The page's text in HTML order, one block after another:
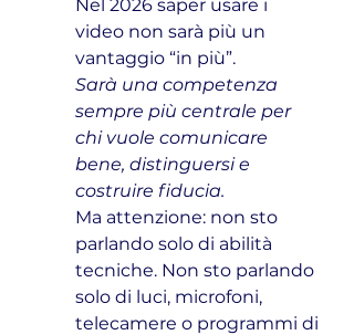
Nel 2026 saper usare i
video non sarà più un
vantaggio “in più”.
Sarà una competenza
sempre più centrale per
chi vuole comunicare
bene, distinguersi e
costruire fiducia.
Ma attenzione: non sto
parlando solo di abilità
tecniche. Non sto parlando
solo di luci, microfoni,
telecamere o programmi di